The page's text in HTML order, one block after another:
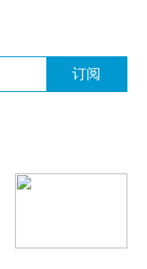
订阅